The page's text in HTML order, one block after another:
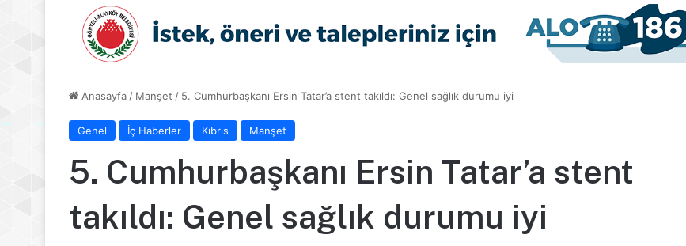
Anasayfa / Manşet / 5. Cumhurbaşkanı Ersin Tatar’a stent takıldı: Genel sağlık durumu iyi
Genel İç Haberler Kıbrıs Manşet
5. Cumhurbaşkanı Ersin Tatar’a stent
takıldı: Genel sağlık durumu iyi